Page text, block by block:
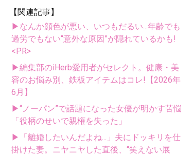
【関連記事】
▶なんか顔色が悪い、いつもだるい...年齢でも
過労でもない“意外な原因”が隠れているかも!
<PR>
▶編集部のiHerb愛用者がセレクト。健康・美
容のお悩み別、鉄板アイテムはコレ!【2026年
6月】
▶“ノーパン”で話題になった女優が明かす苦悩
「役柄のせいで親権を失った」
▶「離婚したいんだよね...」夫にドッキリを仕
掛けた妻。ニヤニヤした直後、“笑えない展